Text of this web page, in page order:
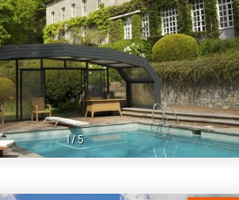
1/5